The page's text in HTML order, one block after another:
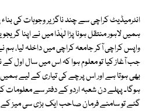
انٹرمیڈیٹ کراچی سے چند ناگزیر وجوہات کی بناء
ہمیں لاہور منتقل ہونا پڑا لہٰذا میں نے اپنا
واپس کراچی آکر جامعہ کراچی میں داخلہ لیا،
جب آغاز کیا تو معلوم ہوا کہ اس میں سال اول
بھی ہوتا ہے اور اس پرچے کی تیاری کے لیے
ہوگا۔ پہلے دن شعبہ اردو کے دفتر سے
گئے تو سامنے فرمان صاحب ایک بڑی سی میز کے